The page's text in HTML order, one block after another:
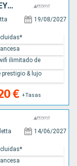
MALTA, MONTENEGRO, CROACIA, SEYCHELLES, ITALIA
19/08/2027
€ +Tasas
ilimitado de
prestigio & lujo
14/06/2027